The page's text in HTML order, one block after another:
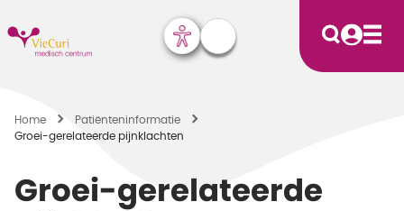
Home
Patiënten­informatie
Groei-gerelateerde pijnklachten
Groei-gerelateerde